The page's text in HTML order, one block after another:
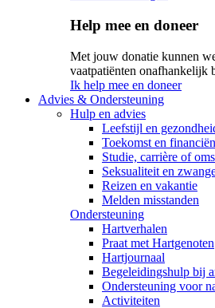
Help mee en doneer
Met jouw donatie kunnen
vaatpatiënten onafhankelijk
Ik help mee en doneer
Advies & Ondersteuning
Hulp en advies
Leefstijl en
Toekomst en financiën
Studie, carrière of
Seksualiteit en
Reizen en vakantie
Melden misstanden
Ondersteuning
Hartverhalen
Praat met Hartgenoten
Hartjournaal
Begeleidingshulp bij
Ondersteuning voor
Activiteiten